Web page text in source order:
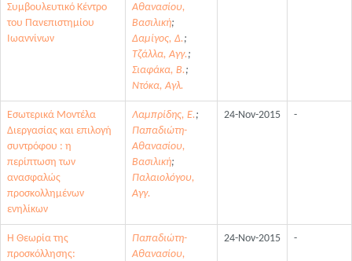
Συμβουλευτικό Κέντρο
του Πανεπιστημίου
Ιωαννίνων
Αθανασίου,
Βασιλική;
Δαμίγος, Δ.;
Τζάλλα, Αγγ.;
Σιαφάκα, Β.;
Ντόκα, Αγλ.
Εσωτερικά Μοντέλα
Διεργασίας και επιλογή
συντρόφου : η
περίπτωση των
ανασφαλώς
προσκολλημένων
ενηλίκων
Λαμπρίδης, Ε.;
Παπαδιώτη-
Αθανασίου,
Βασιλική;
Παλαιολόγου,
Αγγ.
24-Nov-2015 -
Η Θεωρία της
προσκόλλησης:
Παπαδιώτη-
Αθανασίου,
24-Nov-2015 -